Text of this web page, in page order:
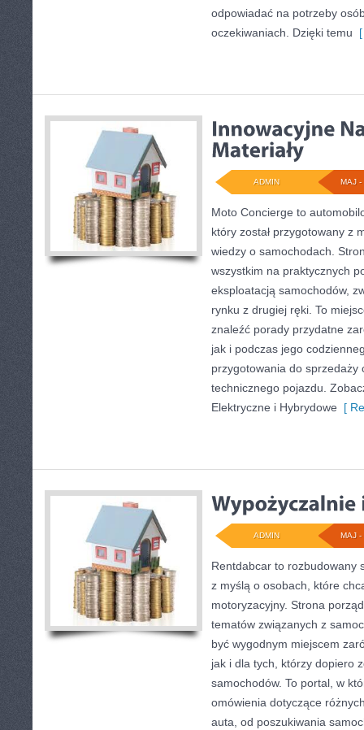
odpowiadać na potrzeby
oczekiwaniach. Dzięki temu
MAJ -
ADMIN
Moto Concierge to
który został przygotowany z
wiedzy o samochodach.
wszystkim na praktycznych
eksploatacją samochodów,
rynku z drugiej ręki. To
znaleźć porady przydatne
jak i podczas jego
przygotowania do sprzedaży
technicznego pojazdu.
Elektryczne i Hybrydowe [
MAJ -
ADMIN
Rentdabcar to rozbudowany
z myślą o osobach, które
motoryzacyjny. Strona
tematów związanych z
być wygodnym miejscem
jak i dla tych, którzy dopiero
samochodów. To portal, w
omówienia dotyczące
auta, od poszukiwania